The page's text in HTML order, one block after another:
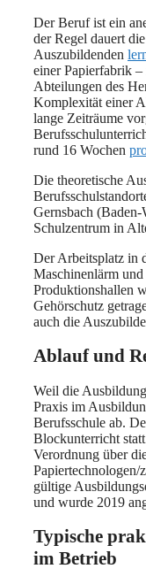
Der Beruf ist ein
der Regel dauert die
Auszubildenden
einer Papierfabrik –
Abteilungen des
Komplexität einer
lange Zeiträume
rund 16 Wochen
Die theoretische
Gernsbach
Schulzentrum in
Der Arbeitsplatz in
Maschinenlärm
Produktionshallen
Gehörschutz
auch die
Ablauf und
Weil die
Praxis im
Berufsschule ab.
Blockunterricht
Verordnung über
Papiertechnologen/
gültige
und wurde 2019
Typische
im Betrieb